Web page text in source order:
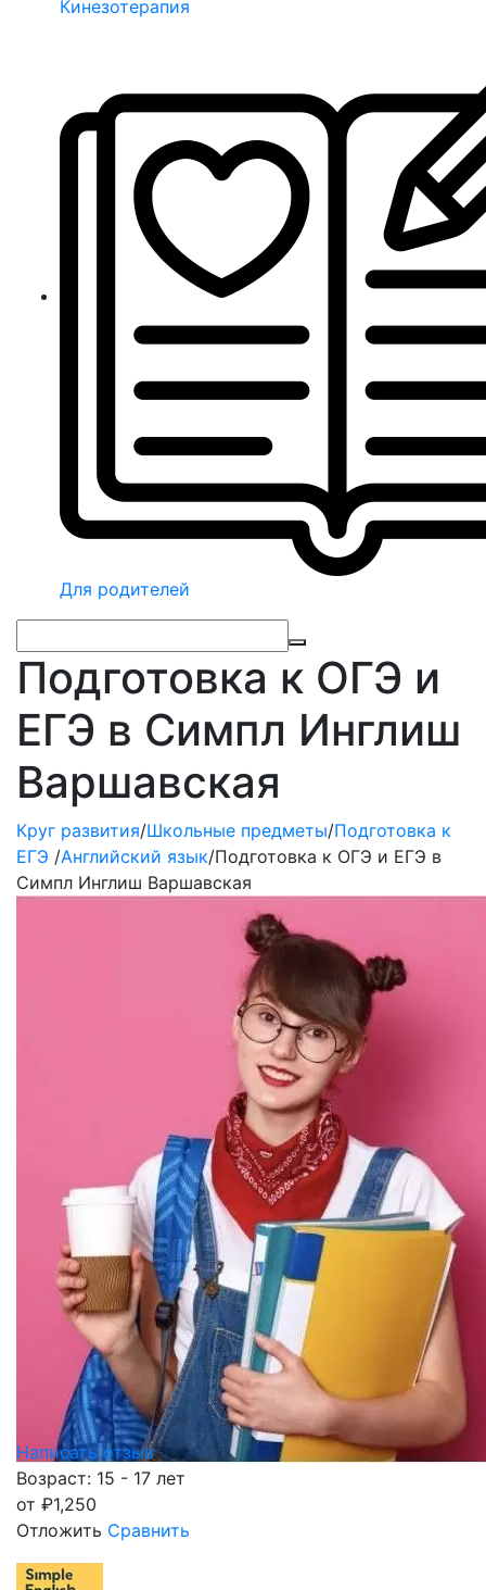
Кинезотерапия
Для родителей
Подготовка к ОГЭ и
ЕГЭ в Симпл Инглиш
Варшавская
Круг развития/Школьные предметы/Подготовка к
ЕГЭ /Английский язык/Подготовка к ОГЭ и ЕГЭ в
Симпл Инглиш Варшавская
Написать отзыв
Возраст: 15 - 17 лет
от ₽1,250
Отложить Сравнить